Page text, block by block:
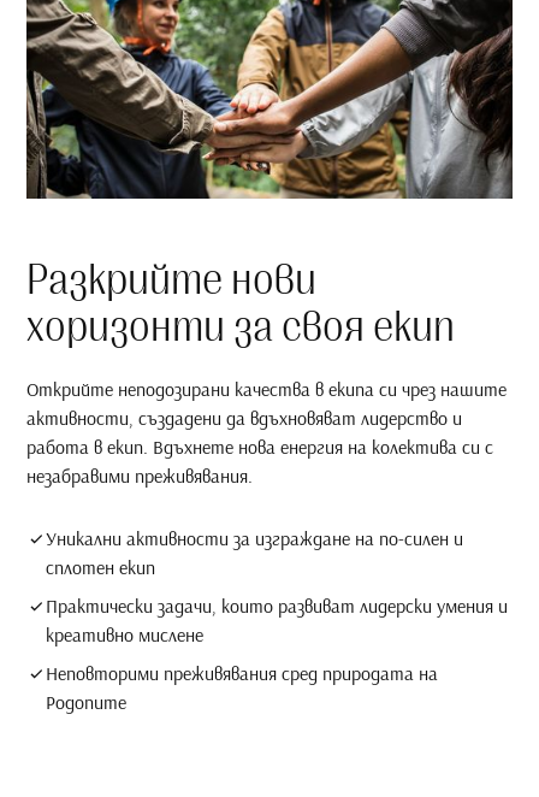
Разкрийте нови
хоризонти за своя екип
Открийте неподозирани качества в екипа си чрез нашите
активности, създадени да вдъхновяват лидерство и
работа в екип. Вдъхнете нова енергия на колектива си с
незабравими преживявания.
Уникални активности за изграждане на по-силен и
сплотен екип
Практически задачи, които развиват лидерски умения и
креативно мислене
Неповторими преживявания сред природата на
Родопите